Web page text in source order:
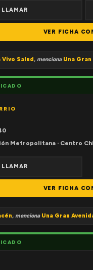
LLAMAR
VER FICHA
Vivo Salud, menciona Una
Metropolitana · Centro
LLAMAR
VER FICHA
, menciona Una Gran